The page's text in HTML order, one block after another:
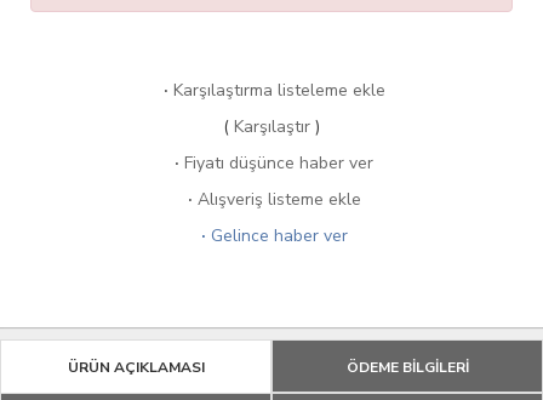
· Karşılaştırma listeleme ekle
( Karşılaştır )
· Fiyatı düşünce haber ver
· Alışveriş listeme ekle
· Gelince haber ver
ÜRÜN AÇIKLAMASI ÖDEME BİLGİLERİ